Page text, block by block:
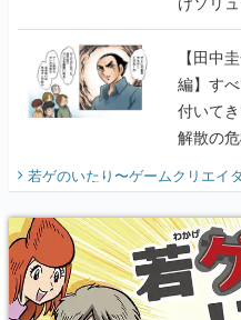
に行っ
【田中
編】す
付いて
解散の
『少年
り】
若ゲのいたり〜ゲームクリエイ